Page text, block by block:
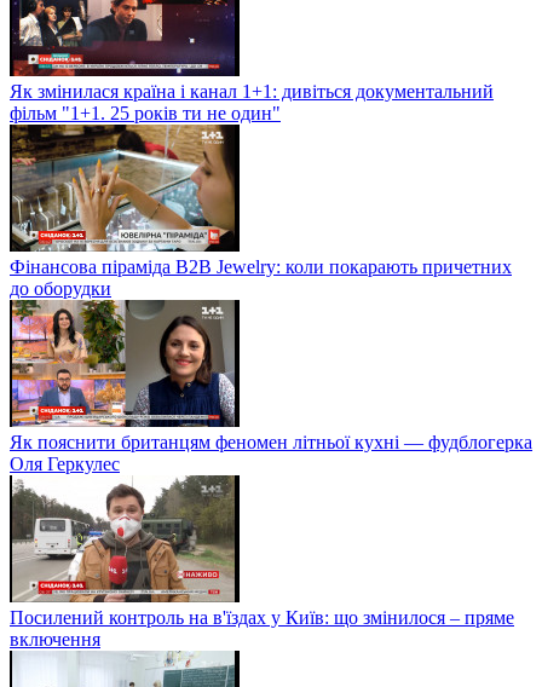
Як змінилася країна і канал 1+1: дивіться документальний
фільм "1+1. 25 років ти не один"
Фінансова піраміда B2B Jewelry: коли покарають причетних
до оборудки
Як пояснити британцям феномен літньої кухні — фудблогерка
Оля Геркулес
Посилений контроль на в'їздах у Київ: що змінилося – пряме
включення